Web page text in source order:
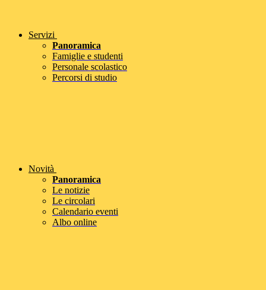
Servizi
Panoramica
Famiglie e studenti
Personale scolastico
Percorsi di studio
Novità
Panoramica
Le notizie
Le circolari
Calendario eventi
Albo online